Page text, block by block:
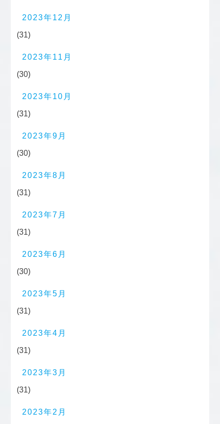
2023年12月
(31)
2023年11月
(30)
2023年10月
(31)
2023年9月
(30)
2023年8月
(31)
2023年7月
(31)
2023年6月
(30)
2023年5月
(31)
2023年4月
(31)
2023年3月
(31)
2023年2月